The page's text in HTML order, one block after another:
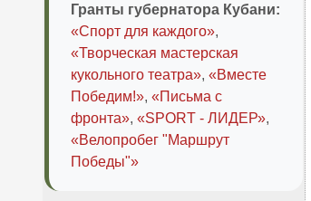
Гранты губернатора Кубани:
«Спорт для каждого»,
«Творческая мастерская
кукольного театра», «Вместе
Победим!», «Письма с
фронта», «SPORT - ЛИДЕР»,
«Велопробег "Маршрут
Победы"»